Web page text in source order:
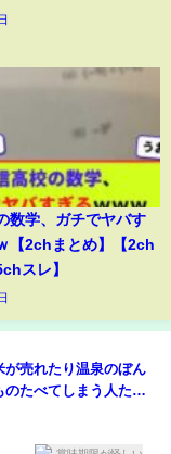
数学、ガチでヤバす
【2chまとめ】【2ch
スレ】
が売れたり温泉のぼん
たべてしまう人たち